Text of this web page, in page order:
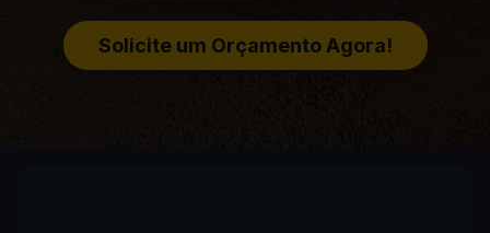
Solicite um Orçamento Agora!